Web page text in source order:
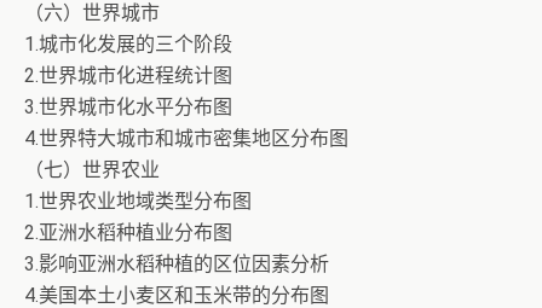
（六）世界城市
1.城市化发展的三个阶段
2.世界城市化进程统计图
3.世界城市化水平分布图
4.世界特大城市和城市密集地区分布图
（七）世界农业
1.世界农业地域类型分布图
2.亚洲水稻种植业分布图
3.影响亚洲水稻种植的区位因素分析
4.美国本土小麦区和玉米带的分布图